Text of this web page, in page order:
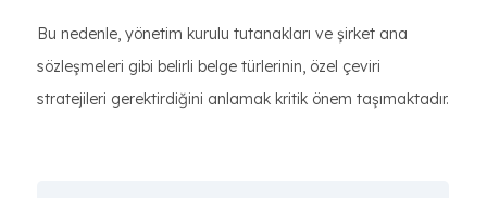
Bu nedenle, yönetim kurulu tutanakları ve şirket ana
sözleşmeleri gibi belirli belge türlerinin, özel çeviri
stratejileri gerektirdiğini anlamak kritik önem taşımaktadır.